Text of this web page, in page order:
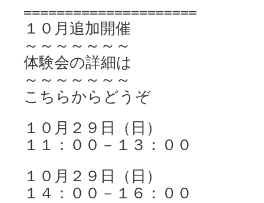
=====================
１０月追加開催
～～～～～～～
体験会の詳細は
～～～～～～～
こちらからどうぞ
１０月２９日（日）
１１：００－１３：００
１０月２９日（日）
１４：００－１６：００